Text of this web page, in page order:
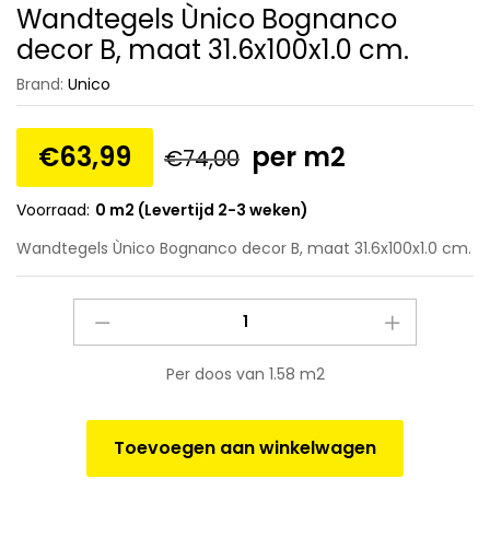
Wandtegels Ùnico Bognanco
decor B, maat 31.6x100x1.0 cm.
Brand: Unico
€63,99 €74,00 per m2
Voorraad: 0 m2 (Levertijd 2-3 weken)
Wandtegels Ùnico Bognanco decor B, maat 31.6x100x1.0 cm.
31.6x100x1.0
cm.
Per doos van 1.58 m2
Toevoegen aan winkelwagen